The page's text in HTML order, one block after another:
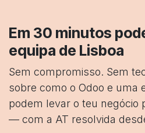
Em 30 minutos
equipa de Lisboa
Sem compromisso. Sem
sobre como o Odoo e uma
podem levar o teu negócio
— com a AT resolvida